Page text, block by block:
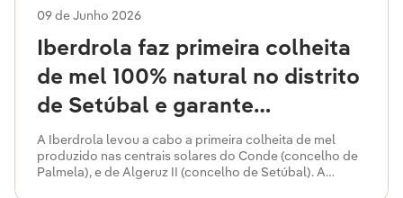
09 de Junho 2026
Iberdrola faz primeira colheita
de mel 100% natural no distrito
de Setúbal e garante
coexistência de centrais
solares com a natureza.
A Iberdrola levou a cabo a primeira colheita de mel
produzido nas centrais solares do Conde (concelho de
Palmela), e de Algeruz II (concelho de Setúbal). A